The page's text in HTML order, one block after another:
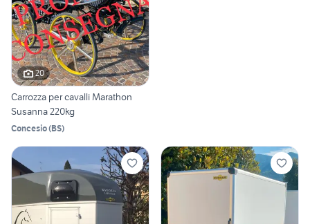
20
Carrozza per cavalli Marathon
Susanna 220kg
Concesio(BS)